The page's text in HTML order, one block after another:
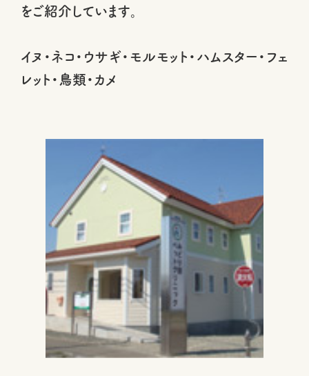
をご紹介しています。
イヌ・ネコ・ウサギ・モルモット・ハムスター・フェ
レット・鳥類・カメ